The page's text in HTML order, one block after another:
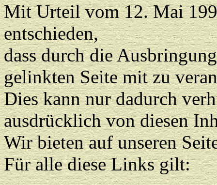
Mit Urteil vom 12. Mai
entschieden,
dass durch die
gelinkten Seite mit zu
Dies kann nur dadurch
ausdrücklich von diesen
Wir bieten auf unseren
Für alle diese Links gilt: